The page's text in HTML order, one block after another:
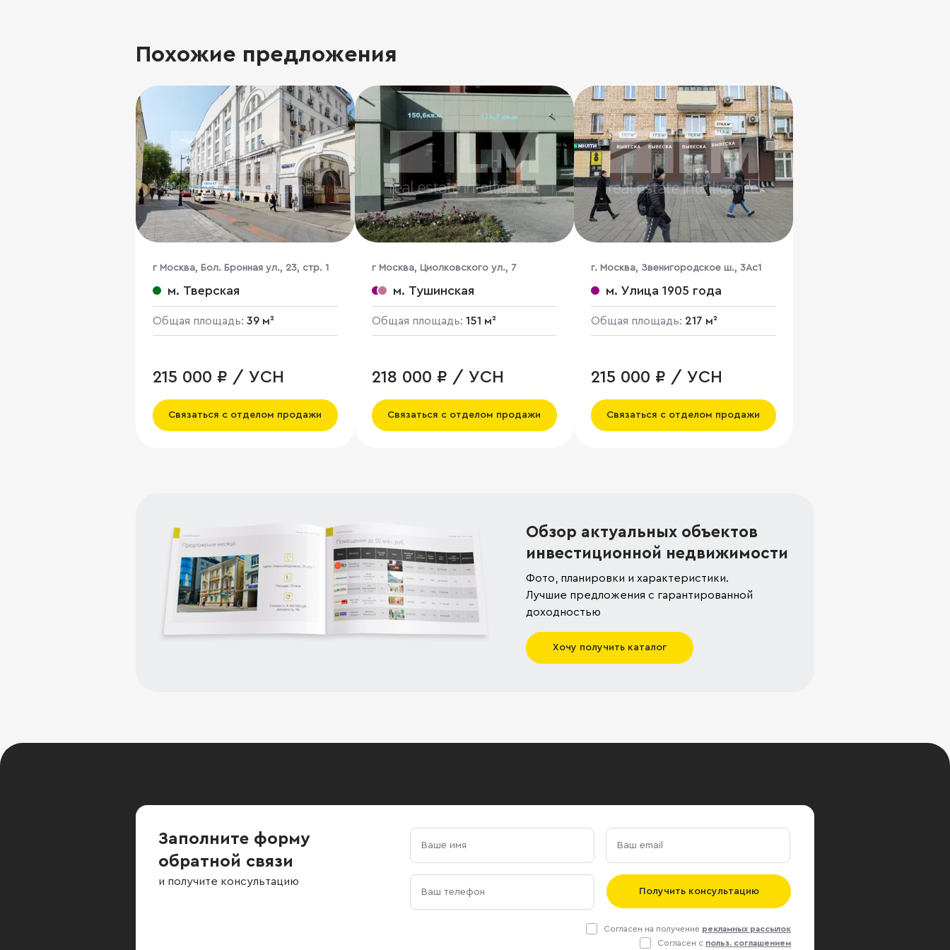
Похожие предложения
г Москва, Бол. Бронная ул., 23, стр. 1
м. Тверская
Общая площадь: 39 м²
215 000 ₽ / УСН
Связаться с отделом продажи
г Москва, Циолковского ул., 7
м. Тушинская
Общая площадь: 151 м²
218 000 ₽ / УСН
Связаться с отделом продажи
г. Москва, Звенигородское ш., 3Ас1
м. Улица 1905 года
Общая площадь: 217 м²
215 000 ₽ / УСН
Связаться с отделом продажи
Обзор актуальных объектов
инвестиционной недвижимости
Фото, планировки и характеристики.
Лучшие предложения с гарантированной
доходностью
Хочу получить каталог
Заполните форму
обратной связи
и получите консультацию
Получить консультацию
Согласен на получение рекламных рассылок
Согласен с польз. соглашением